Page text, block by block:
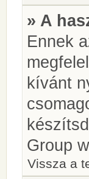
» A
Ennek
kívánt
Group
Vissza a